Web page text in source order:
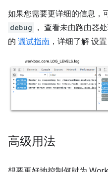
如果您需要更详细的信息，
debug
， 查看未由路由器
的 调试指南 ，详细了解 设
高级用法